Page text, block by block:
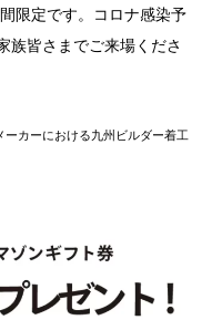
限定です。コロナ感染予
族皆さまでご来場くださ
カーにおける九州ビルダー着工